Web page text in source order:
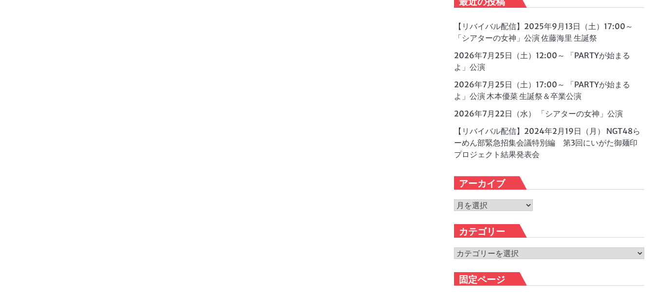
【リバイバル配信】2025年9月13日（土）17:00～
「シアターの女神」公演 佐藤海里 生誕祭
2026年7月25日（土）12:00～ 「PARTYが始まる
よ」公演
2026年7月25日（土）17:00～ 「PARTYが始まる
よ」公演 木本優菜 生誕祭＆卒業公演
2026年7月22日（水） 「シアターの女神」公演
【リバイバル配信】2024年2月19日（月） NGT48ら
ーめん部緊急招集会議特別編 第3回にいがた御麺印
プロジェクト結果発表会
アーカイブ
ア
カ
イ
ブ
カテゴリー
カ
ゴ
リ
固定ページ